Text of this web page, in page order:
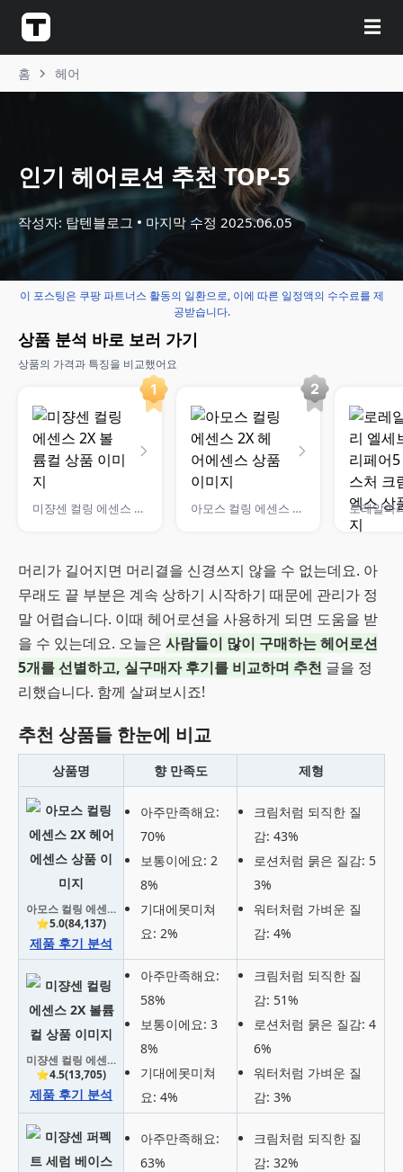
☰
홈 헤어
인기 헤어로션 추천 TOP-5
작성자: 탑텐블로그 마지막 수정 2025.06.05
이 포스팅은 쿠팡 파트너스 활동의 일환으로, 이에 따른 일정액의 수수료를 제
공받습니다.
상품 분석 바로 보러 가기
상품의 가격과 특징을 비교했어요
미쟝센 컬링 에센스 2X 볼륨컬 아모스 컬링 에센스 2X 헤어에센스
머리가 길어지면 머리결을 신경쓰지 않을 수 없는데요. 아
무래도 끝 부분은 계속 상하기 시작하기 때문에 관리가 정
말 어렵습니다. 이때 헤어로션을 사용하게 되면 도움을 받
을 수 있는데요. 오늘은 사람들이 많이 구매하는 헤어로션
5개를 선별하고, 실구매자 후기를 비교하며 추천 글을 정
리했습니다. 함께 살펴보시죠!
추천 상품들 한눈에 비교
상품명 향 만족도 제형
아모스 컬링 에센스 2X 헤어에센스
⭐5.0(84,137)
제품 후기 분석
아주만족해요:
70%
보통이에요: 2
8%
기대에못미쳐
요: 2%
크림처럼 되직한 질
감: 43%
로션처럼 묽은 질감: 5
3%
워터처럼 가벼운 질
감: 4%
미쟝센 컬링 에센스 2X 볼륨컬
⭐4.5(13,705)
제품 후기 분석
아주만족해요:
58%
보통이에요: 3
8%
기대에못미쳐
요: 4%
크림처럼 되직한 질
감: 51%
로션처럼 묽은 질감: 4
6%
워터처럼 가벼운 질
감: 3%
아주만족해요:
63%
크림처럼 되직한 질
감: 32%